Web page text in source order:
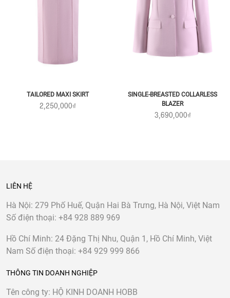
TAILORED MAXI SKIRT
2,250,000₫
SINGLE-BREASTED COLLARLESS
BLAZER
3,690,000₫
LIÊN HỆ
Hà Nội: 279 Phố Huế, Quận Hai Bà Trưng, Hà Nội, Việt Nam
Số điện thoại: +84 928 889 969
Hồ Chí Minh: 24 Đặng Thị Nhu, Quận 1, Hồ Chí Minh, Việt
Nam Số điện thoại: +84 929 999 866
THÔNG TIN DOANH NGHIỆP
Tên công ty: HỘ KINH DOANH HOBB